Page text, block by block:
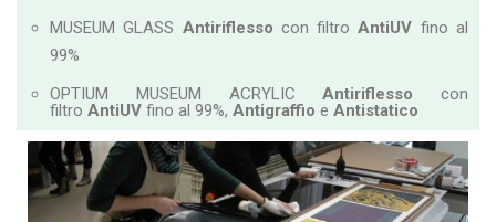
MUSEUM GLASS Antiriflesso con filtroAntiUV fino al
99%
OPTIUM MUSEUM ACRYLICAntiriflesso con
filtro AntiUV fino al 99%, Antigraffio e Antistatico